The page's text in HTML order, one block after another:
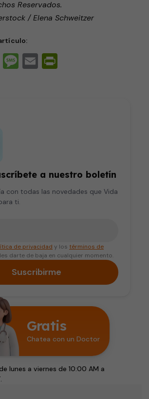
Reservados.
/ Elena Schweitzer
WhatsApp
Message
Email
a nuestro boletín
con todas las novedades que Vida
ti.
de privacidad y los términos de
darte de baja en cualquier momento.
Suscribirme
Gratis
Chatea con un Doctor
lunes a viernes de 10:00 AM a